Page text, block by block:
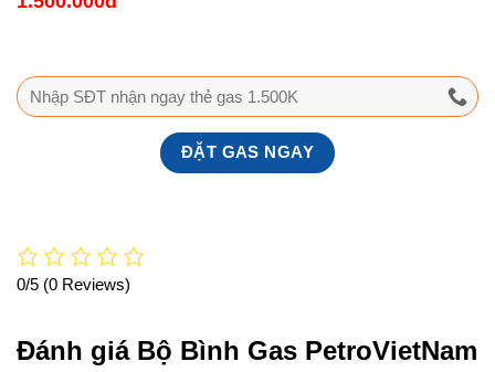
0/5 (0 Reviews)
Đánh giá Bộ Bình Gas PetroVietNam